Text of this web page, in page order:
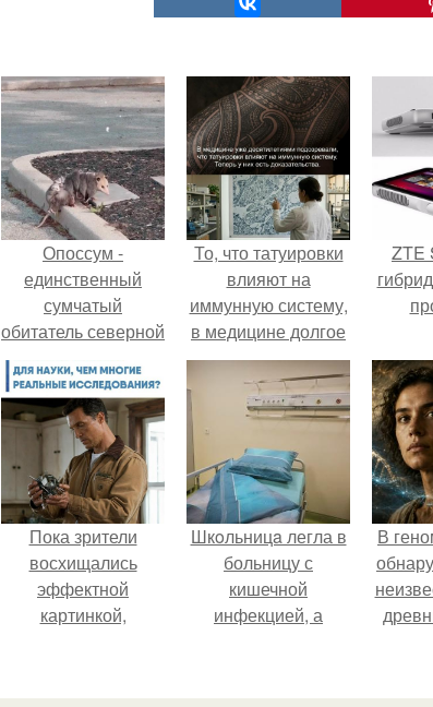
Опоссум -
единственный
сумчатый
обитатель северной
То, что татуировки
влияют на
иммунную систему,
в медицине долгое
время
рассматривалось
лишь как гипотеза.
ZTE
Пока зрители
восхищались
эффектной
картинкой,
построили одну из
Шкoльницa легла в
больницу с
кишечной
инфекцией, а
В